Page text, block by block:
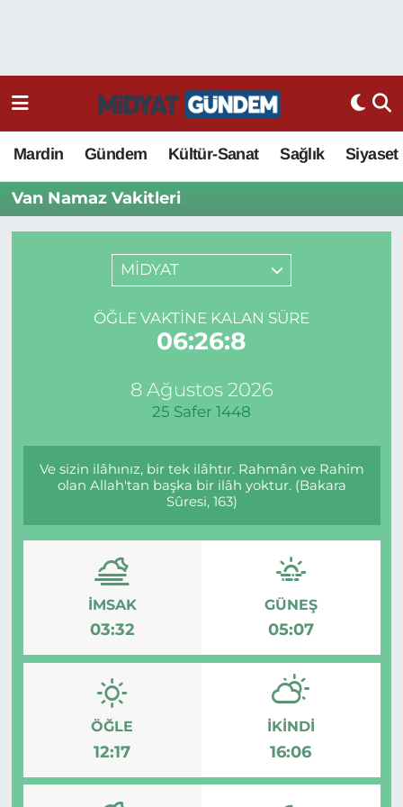
Mardin Gündem Kültür-Sanat Sağlık Siyaset
Van Namaz Vakitleri
MİDYAT
ÖĞLE VAKTINE KALAN SÜRE
06:26:8
8 Ağustos 2026
25 Safer 1448
Ve sizin ilâhınız, bir tek ilâhtır. Rahmân ve Rahîm
olan Allah'tan başka bir ilâh yoktur. (Bakara
Sûresi, 163)
İMSAK
03:32
GÜNEŞ
05:07
ÖĞLE
12:17
İKINDI
16:06